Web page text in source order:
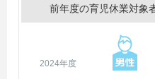
前年度の育児休業対象
2024年度